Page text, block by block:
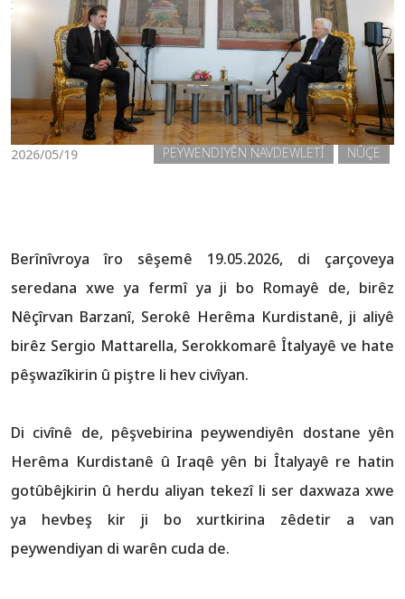
2026/05/19 NÛÇE
PEYWENDIYÊN NAVDEWLETÎ
Berînîvroya îro sêşemê 19.05.2026, di çarçoveya
seredana xwe ya fermî ya ji bo Romayê de, birêz
Nêçîrvan Barzanî, Serokê Herêma Kurdistanê, ji aliyê
birêz Sergio Mattarella, Serokkomarê Îtalyayê ve hate
pêşwazîkirin û piştre li hev civîyan.
Di civînê de, pêşvebirina peywendiyên dostane yên
Herêma Kurdistanê û Iraqê yên bi Îtalyayê re hatin
gotûbêjkirin û herdu aliyan tekezî li ser daxwaza xwe
ya hevbeş kir ji bo xurtkirina zêdetir a van
peywendiyan di warên cuda de.